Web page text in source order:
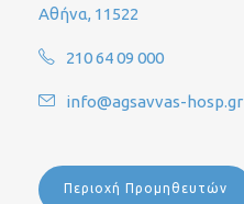
Αθήνα, 11522
210 64 09 000
info@agsavvas-hosp.gr
Περιοχή Προμηθευτών